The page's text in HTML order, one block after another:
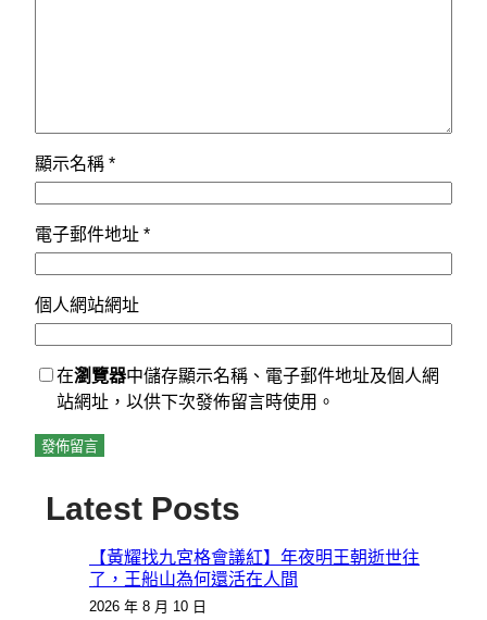
顯示名稱 *
電子郵件地址 *
個人網站網址
在瀏覽器中儲存顯示名稱、電子郵件地址及個人網
站網址，以供下次發佈留言時使用。
Latest Posts
【黃耀找九宮格會議紅】年夜明王朝逝世往
了，王船山為何還活在人間
2026 年 8 月 10 日